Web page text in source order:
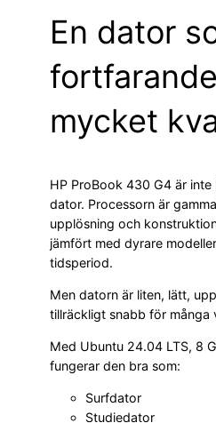
En dator
mycket
HP ProBook 430 G4 är
dator. Processorn är
upplösning och
jämfört med dyrare
tidsperiod.
Men datorn är liten, lätt,
tillräckligt snabb för många
Med Ubuntu 24.04 LTS, 8
fungerar den bra som:
Surfdator
Studiedator